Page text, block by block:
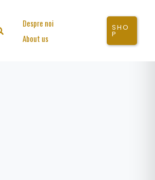
Despre noi
About us
SHO
P